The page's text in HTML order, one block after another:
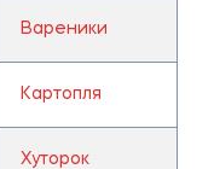
Вареники
Картопля
Хуторок